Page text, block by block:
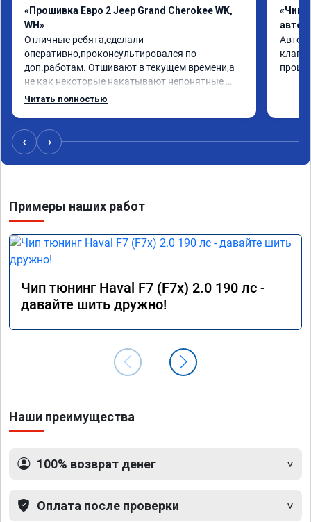
«Прошивка Евро 2 Jeep Grand Cherokee WK,
WH»
Отличные ребята,сделали
оперативно,проконсультировался по
доп.работам. Отшивают в текущем времени,а
не как некоторые накатывают непонятные
прошивки из интернета,чем вызывают больше
Рекомендую!
Читать полностью
«Чип
Авто
‹ ›
Примеры наших работ
Чип тюнинг Haval F7 (F7x) 2.0 190 лс -
давайте шить дружно!
Наши преимущества
100% возврат денег
Оплата после проверки